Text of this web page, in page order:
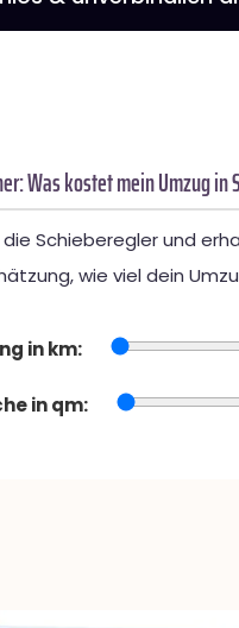
Was kostet mein Umzug in
Schieberegler und
wie viel dein
in km:
in qm: